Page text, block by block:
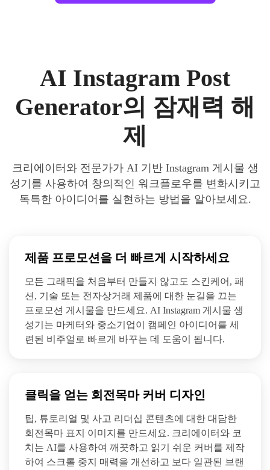
AI Instagram Post
Generator의 잠재력 해
제
크리에이터와 전문가가 AI 기반 Instagram 게시물 생
성기를 사용하여 창의적인 워크플로우를 변화시키고
독특한 아이디어를 실현하는 방법을 알아보세요.
제품 프로모션을 더 빠르게 시작하세요
모든 그래픽을 처음부터 만들지 않고도 스킨케어, 패
션, 기술 또는 전자상거래 제품에 대한 눈길을 끄는
프로모션 게시물을 만드세요. AI Instagram 게시물 생
성기는 마케터와 중소기업이 캠페인 아이디어를 세
련된 비주얼로 빠르게 바꾸는 데 도움이 됩니다.
클릭을 얻는 회전목마 커버 디자인
팁, 튜토리얼 및 사고 리더십 콘텐츠에 대한 대담한
회전목마 표지 이미지를 만드세요. 크리에이터와 코
치는 AI를 사용하여 깨끗하고 읽기 쉬운 커버를 제작
하여 스크롤 중지 매력을 개선하고 보다 일관된 브랜